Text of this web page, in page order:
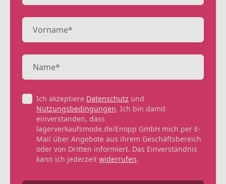
Ich akzeptiere Datenschutz und
Nutzungsbedingungen. Ich bin damit
einverstanden, dass
lagerverkaufsmode.de/Enopp GmbH mich per E-
Mail über Angebote aus ihrem Geschäftsbereich
oder von Dritten informiert. Das Einverständnis
kann ich jederzeit widerrufen.